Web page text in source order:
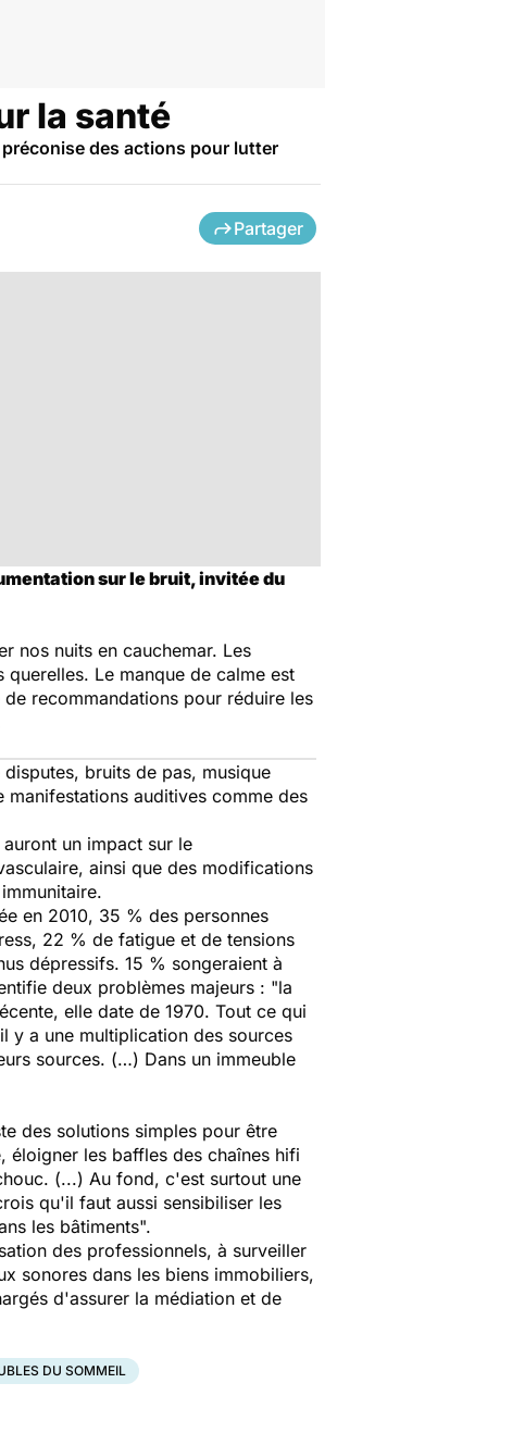
la santé
des actions pour lutter
Partager
sur le bruit, invitée du
nos nuits en cauchemar. Les
Le manque de calme est
recommandations pour réduire les
bruits de pas, musique
auditives comme des
un impact sur le
ainsi que des modifications
en 2010, 35 % des personnes
22 % de fatigue et de tensions
dépressifs. 15 % songeraient à
deux problèmes majeurs : "la
elle date de 1970. Tout ce qui
y a une multiplication des sources
sources. (…) Dans un immeuble
des solutions simples pour être
éloigner les baffles des chaînes hifi
(...) Au fond, c'est surtout une
qu'il faut aussi sensibiliser les
les bâtiments".
des professionnels, à surveiller
sonores dans les biens immobiliers,
d'assurer la médiation et de
DU SOMMEIL